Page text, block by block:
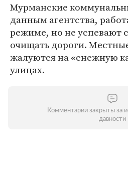
Мурманские
данным агентства,
режиме, но не успевают
очищать дороги.
жалуются на «снежную
улицах.
Комментарии закрыты за
давности